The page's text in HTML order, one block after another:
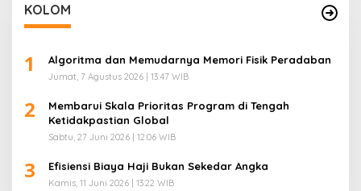
KOLOM
1 Algoritma dan Memudarnya Memori Fisik Peradaban
Jumat, 7 Agustus 2026 | 13:47 WIB
2
Membarui Skala Prioritas Program di Tengah
Ketidakpastian Global
Sabtu, 27 Juni 2026 | 12:06 WIB
3 Efisiensi Biaya Haji Bukan Sekedar Angka
Kamis, 11 Juni 2026 | 13:22 WIB